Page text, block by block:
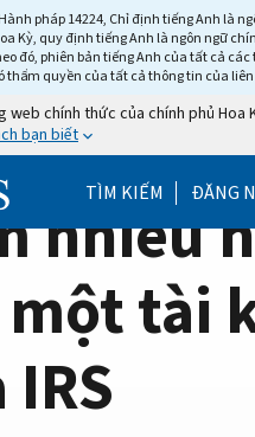
pháp 14224, Chỉ định tiếng Anh là
Kỳ, quy định tiếng Anh là ngôn ngữ
đó, phiên bản tiếng Anh của tất cả
thẩm quyền của tất cả thông tin của
web chính thức của chính phủ Hoa
bạn biết
TÌM KIẾM ĐĂNG
nhiều
tài